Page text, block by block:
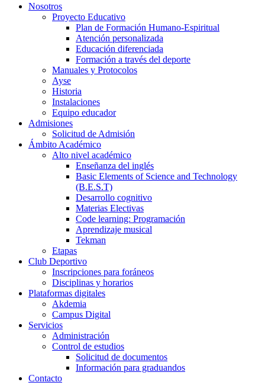
Nosotros
Proyecto Educativo
Plan de Formación Humano-Espiritual
Atención personalizada
Educación diferenciada
Formación a través del deporte
Manuales y Protocolos
Ayse
Historia
Instalaciones
Equipo educador
Admisiones
Solicitud de Admisión
Ámbito Académico
Alto nivel académico
Enseñanza del inglés
Basic Elements of Science and Technology
(B.E.S.T)
Desarrollo cognitivo
Materias Electivas
Code learning: Programación
Aprendizaje musical
Tekman
Etapas
Club Deportivo
Inscripciones para foráneos
Disciplinas y horarios
Plataformas digitales
Akdemia
Campus Digital
Servicios
Administración
Control de estudios
Solicitud de documentos
Información para graduandos
Contacto